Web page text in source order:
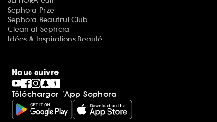
Sephora Prize
Sephora Beautiful Club
Clean at Sephora
Idées & Inspirations Beauté
Nous suivre
Télécharger l’App Sephora